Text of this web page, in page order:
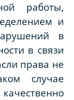
работы,
и
в
в связи
права не
случае